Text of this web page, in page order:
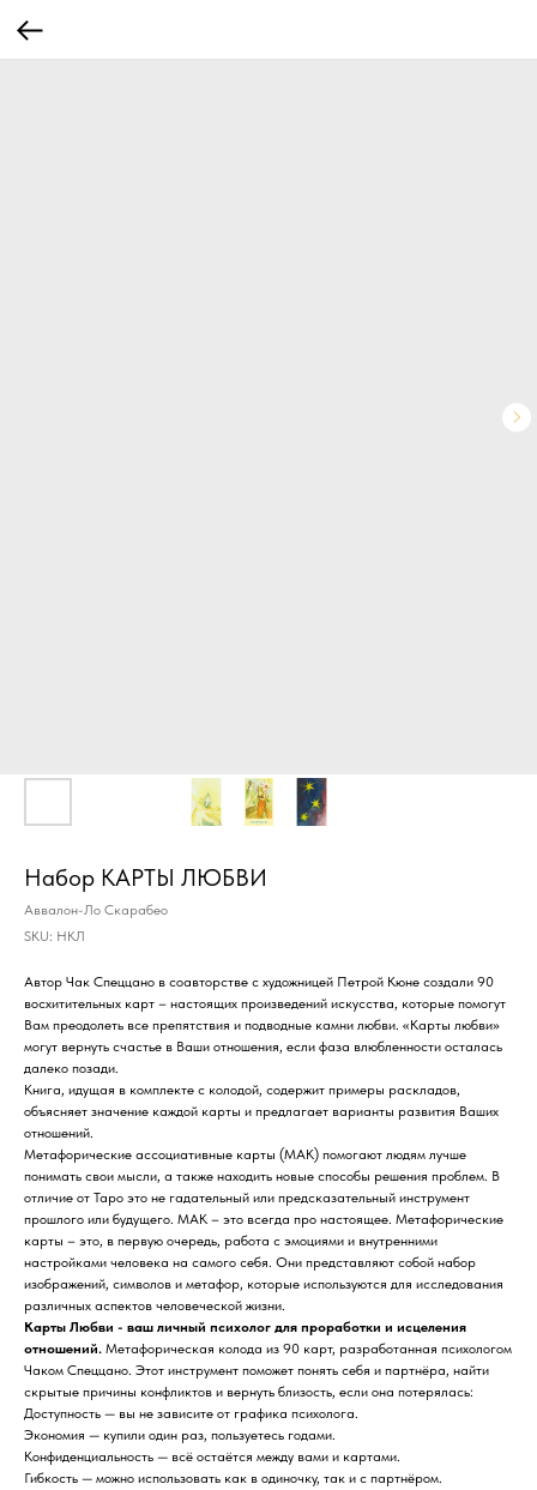
Набор КАРТЫ ЛЮБВИ
Аввалон-Ло Скарабео
SKU: НКЛ
Автор Чак Спеццано в соавторстве с художницей Петрой Кюне создали 90
восхитительных карт – настоящих произведений искусства, которые помогут
Вам преодолеть все препятствия и подводные камни любви. «Карты любви»
могут вернуть счастье в Ваши отношения, если фаза влюбленности осталась
далеко позади.
Книга, идущая в комплекте с колодой, содержит примеры раскладов,
объясняет значение каждой карты и предлагает варианты развития Ваших
отношений.
Метафорические ассоциативные карты (МАК) помогают людям лучше
понимать свои мысли, а также находить новые способы решения проблем. В
отличие от Таро это не гадательный или предсказательный инструмент
прошлого или будущего. МАК – это всегда про настоящее. Метафорические
карты – это, в первую очередь, работа с эмоциями и внутренними
настройками человека на самого себя. Они представляют собой набор
изображений, символов и метафор, которые используются для исследования
различных аспектов человеческой жизни.
Карты Любви - ваш личный психолог для проработки и исцеления
отношений. Метафорическая колода из 90 карт, разработанная психологом
Чаком Спеццано. Этот инструмент поможет понять себя и партнёра, найти
скрытые причины конфликтов и вернуть близость, если она потерялась:
Доступность — вы не зависите от графика психолога.
Экономия — купили один раз, пользуетесь годами.
Конфиденциальность — всё остаётся между вами и картами.
Гибкость — можно использовать как в одиночку, так и с партнёром.